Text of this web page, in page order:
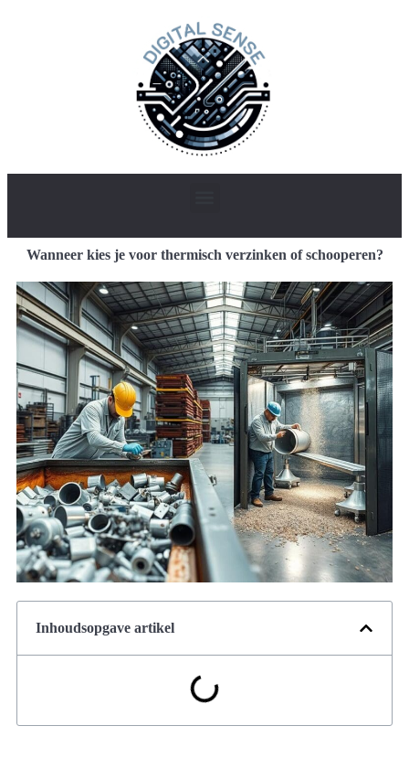
Wanneer kies je voor thermisch verzinken of schooperen?
Inhoudsopgave artikel